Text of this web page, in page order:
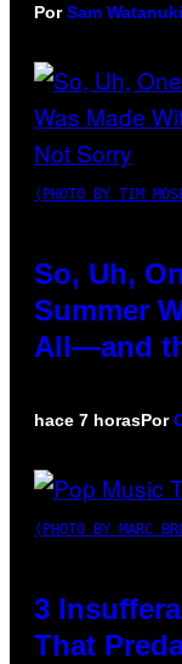
PorSam Watanuki
(PHOTO BY TIM
So, Uh,
Summer
All—and
hace 7 horasPor
(PHOTO BY MARC
3
That